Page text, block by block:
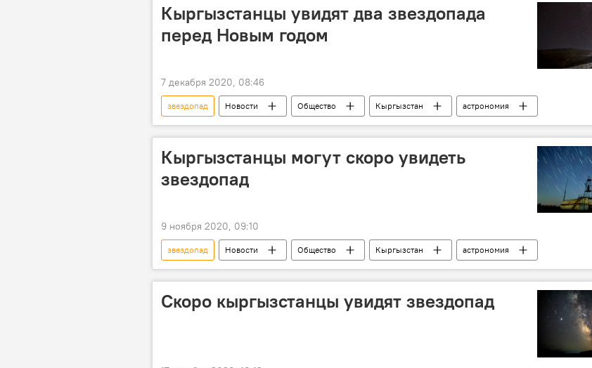
Кыргызстанцы увидят два звездопада
перед Новым годом
7 декабря 2020, 08:46
звездопад Новости Общество Кыргызстан астрономия
Кыргызстанцы могут скоро увидеть
звездопад
9 ноября 2020, 09:10
звездопад Новости Общество Кыргызстан астрономия
Скоро кыргызстанцы увидят звездопад